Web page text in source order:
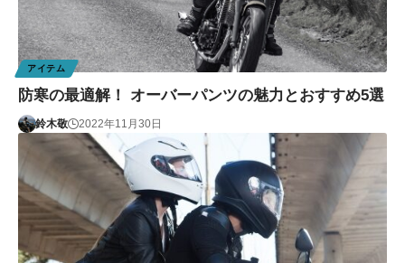
アイテム
防寒の最適解！ オーバーパンツの魅力とおすすめ5選
鈴木敬 2022年11月30日